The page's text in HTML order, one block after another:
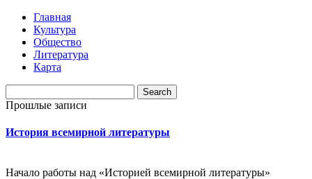
Главная
Культура
Общество
Литература
Карта
Прошлые записи
История всемирной литературы
Начало работы над «Историей всемирной литературы»